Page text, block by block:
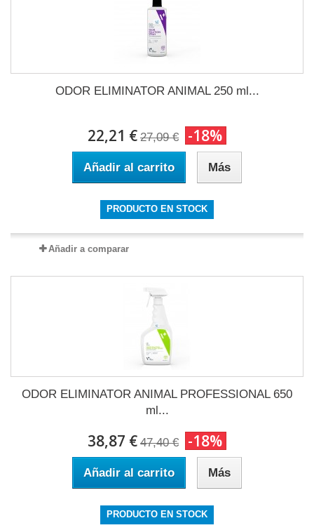
ODOR ELIMINATOR ANIMAL 250 ml...
22,21 € 27,09 € -18%
Añadir al carrito Más
PRODUCTO EN STOCK
Añadir a comparar
ODOR ELIMINATOR ANIMAL PROFESSIONAL 650
ml...
38,87 € 47,40 € -18%
Añadir al carrito Más
PRODUCTO EN STOCK